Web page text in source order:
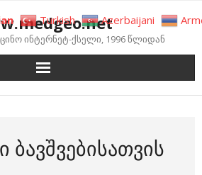
ინტერნეტ-ქსელი, 1996 წლიდან
ᲑᲐᲕᲨᲕᲔᲑᲘᲡᲐᲗᲕᲘᲡ
Turkish Azerbaijani